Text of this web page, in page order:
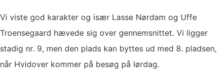
Vi viste god karakter og især Lasse Nørdam og Uffe
Troensegaard hævede sig over gennemsnittet. Vi ligger
stadig nr. 9, men den plads kan byttes ud med 8. pladsen,
når Hvidover kommer på besøg på lørdag.